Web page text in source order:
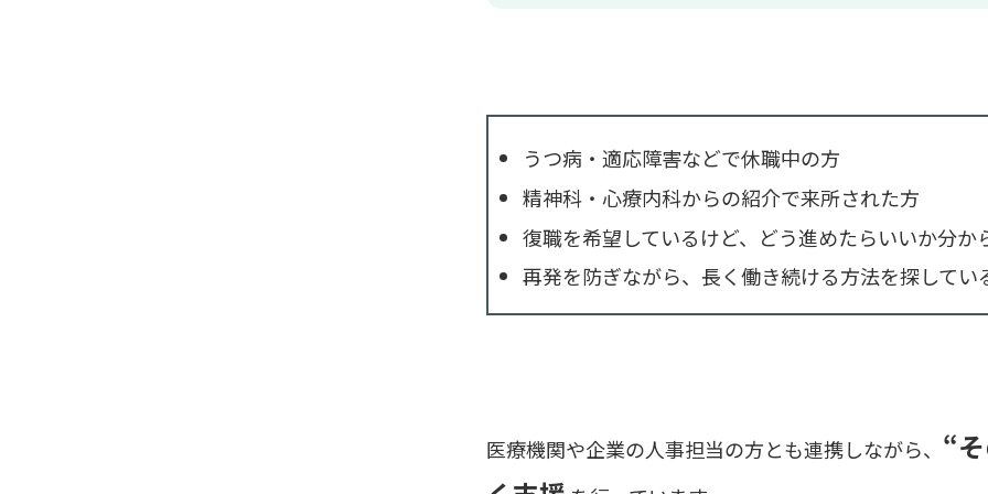
うつ病・適応障害などで休職中の方
精神科・心療内科からの紹介で来所された方
復職を希望しているけど、どう進めたらいいか分か
再発を防ぎながら、長く働き続ける方法を探してい
医療機関や企業の人事担当の方とも連携しながら、 “